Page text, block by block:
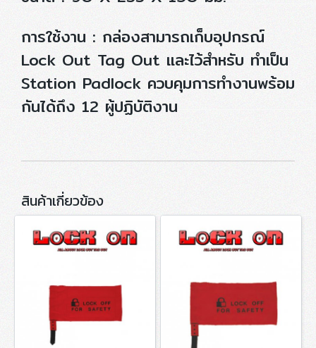
การใช้งาน : กล่องสามารถเก็บอุปกรณ์
Lock Out Tag Out และไว้สำหรับ ทำเป็น
Station Padlock ควบคุมการทำงานพร้อม
กันได้ถึง 12 ผู้ปฏิบัติงาน
สินค้าเกี่ยวข้อง